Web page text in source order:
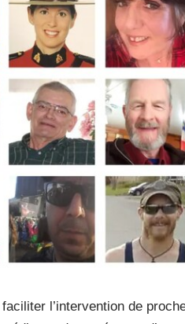
l’intervention de